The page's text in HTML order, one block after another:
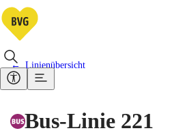
Linienübersicht
Bus-Linie 221